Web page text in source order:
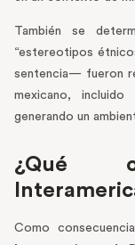
También se
“estereotipos
sentencia— fueron
mexicano,
generando un
¿Qué
Como